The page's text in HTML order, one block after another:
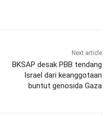
Next article
BKSAP desak PBB tendang
Israel dari keanggotaan
buntut genosida Gaza